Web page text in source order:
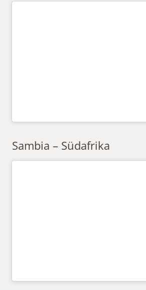
Sambia – Südafrika